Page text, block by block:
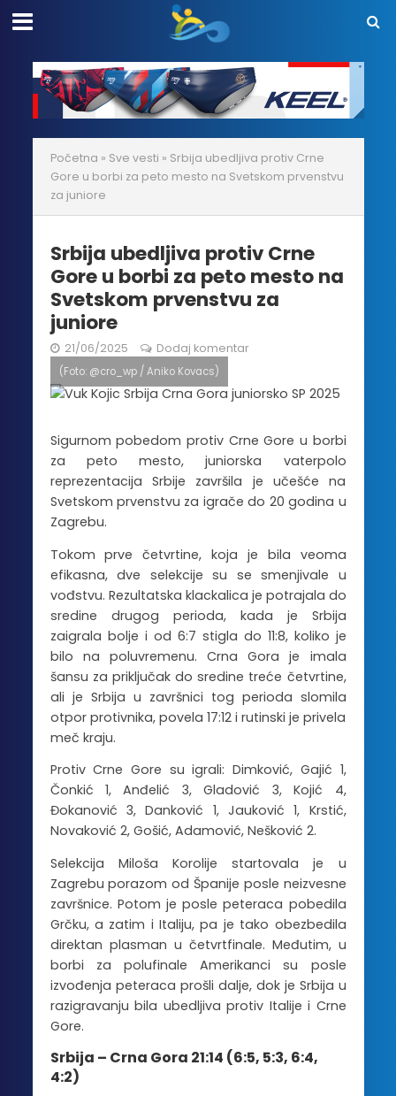
Početna » Sve vesti » Srbija ubedljiva protiv Crne
Gore u borbi za peto mesto na Svetskom prvenstvu
za juniore
Srbija ubedljiva protiv Crne
Gore u borbi za peto mesto na
Svetskom prvenstvu za
juniore
21/06/2025 Dodaj komentar
(Foto: @cro_wp / Aniko Kovacs)
Sigurnom pobedom protiv Crne Gore u borbi
za peto mesto, juniorska vaterpolo
reprezentacija Srbije završila je učešće na
Svetskom prvenstvu za igrače do 20 godina u
Zagrebu.
Tokom prve četvrtine, koja je bila veoma
efikasna, dve selekcije su se smenjivale u
vođstvu. Rezultatska klackalica je potrajala do
sredine drugog perioda, kada je Srbija
zaigrala bolje i od 6:7 stigla do 11:8, koliko je
bilo na poluvremenu. Crna Gora je imala
šansu za priključak do sredine treće četvrtine,
ali je Srbija u završnici tog perioda slomila
otpor protivnika, povela 17:12 i rutinski je privela
meč kraju.
Protiv Crne Gore su igrali: Dimković, Gajić 1,
Čonkić 1, Anđelić 3, Gladović 3, Kojić 4,
Đokanović 3, Danković 1, Jauković 1, Krstić,
Novaković 2, Gošić, Adamović, Nešković 2.
Selekcija Miloša Korolije startovala je u
Zagrebu porazom od Španije posle neizvesne
završnice. Potom je posle peteraca pobedila
Grčku, a zatim i Italiju, pa je tako obezbedila
direktan plasman u četvrtfinale. Međutim, u
borbi za polufinale Amerikanci su posle
izvođenja peteraca prošli dalje, dok je Srbija u
razigravanju bila ubedljiva protiv Italije i Crne
Gore.
Srbija – Crna Gora 21:14 (6:5, 5:3, 6:4,
4:2)